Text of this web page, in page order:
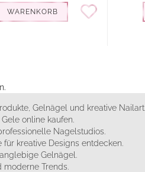
WARENKORB
Gelnägel und kreative Nailart.
online kaufen.
Nagelstudios.
kreative Designs entdecken.
Gelnägel.
Trends.